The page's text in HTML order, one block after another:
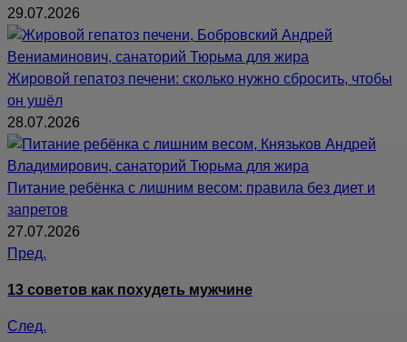
29.07.2026
Жировой гепатоз печени: сколько нужно сбросить, чтобы
он ушёл
28.07.2026
Питание ребёнка с лишним весом: правила без диет и
запретов
27.07.2026
Пред.
13 советов как похудеть мужчине
След.